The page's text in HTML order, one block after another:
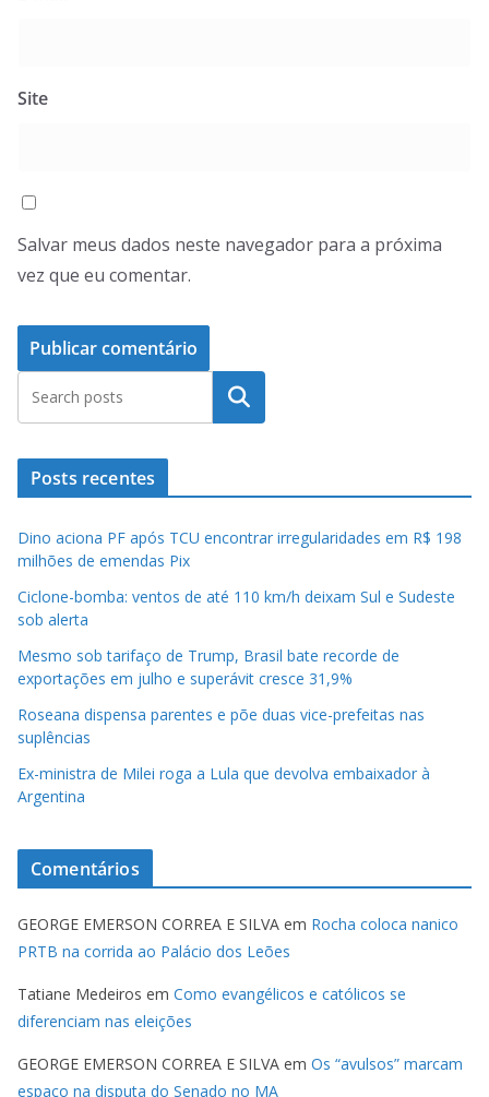
Site
Salvar meus dados neste navegador para a próxima
vez que eu comentar.
Pesquisar
Posts recentes
Dino aciona PF após TCU encontrar irregularidades em R$ 198
milhões de emendas Pix
Ciclone-bomba: ventos de até 110 km/h deixam Sul e Sudeste
sob alerta
Mesmo sob tarifaço de Trump, Brasil bate recorde de
exportações em julho e superávit cresce 31,9%
Roseana dispensa parentes e põe duas vice-prefeitas nas
suplências
Ex-ministra de Milei roga a Lula que devolva embaixador à
Argentina
Comentários
GEORGE EMERSON CORREA E SILVA em Rocha coloca nanico
PRTB na corrida ao Palácio dos Leões
Tatiane Medeiros em Como evangélicos e católicos se
diferenciam nas eleições
GEORGE EMERSON CORREA E SILVA em Os “avulsos” marcam
espaço na disputa do Senado no MA